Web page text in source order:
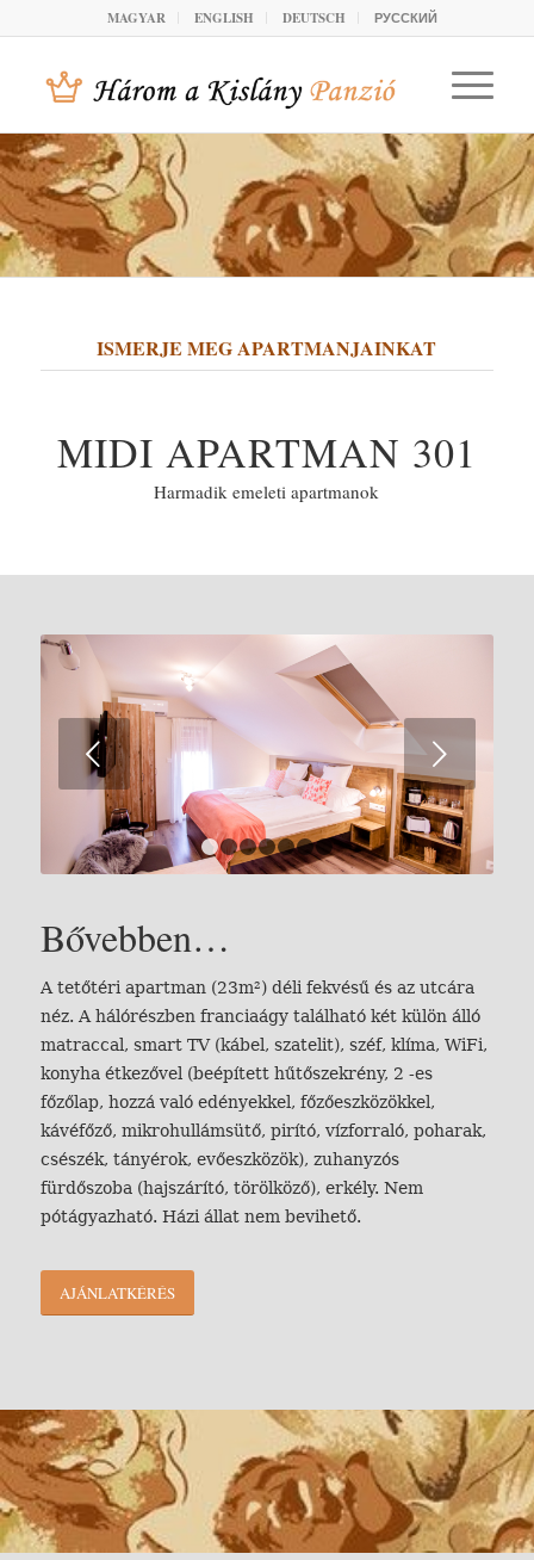
MAGYAR ENGLISH DEUTSCH РУССКИЙ
ISMERJE MEG APARTMANJAINKAT
MIDI APARTMAN 301
Harmadik emeleti apartmanok
Következő
1 2 3 4 5 6 7
Bővebben…
A tetőtéri apartman (23m²) déli fekvésű és az utcára
néz. A hálórészben franciaágy található két külön álló
matraccal, smart TV (kábel, szatelit), széf, klíma, WiFi,
konyha étkezővel (beépített hűtőszekrény, 2 -es
főzőlap, hozzá való edényekkel, főzőeszközökkel,
kávéfőző, mikrohullámsütő, pirító, vízforraló, poharak,
csészék, tányérok, evőeszközök), zuhanyzós
fürdőszoba (hajszárító, törölköző), erkély. Nem
pótágyazható. Házi állat nem bevihető.
AJÁNLATKÉRÉS